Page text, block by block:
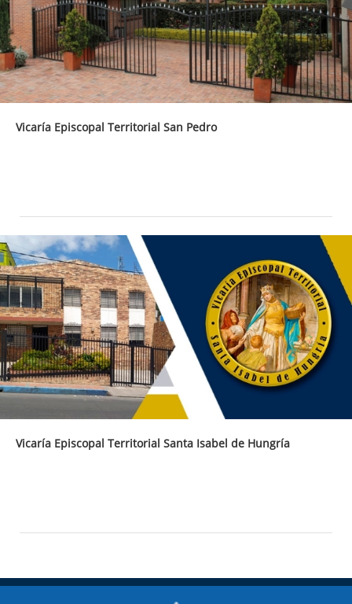
Vicaría Episcopal Territorial San Pedro
Vicaría Episcopal Territorial Santa Isabel de Hungría